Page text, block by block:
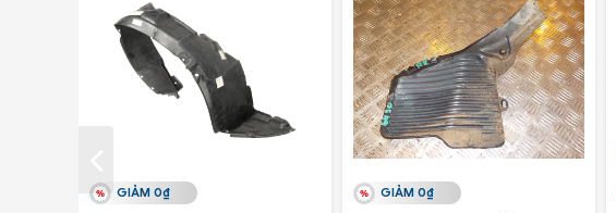
GIẢM 0₫ GIẢM 0₫